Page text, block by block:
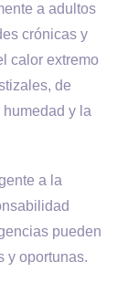
a adultos
crónicas y
calor extremo
de
y la
a la
pueden
y oportunas.